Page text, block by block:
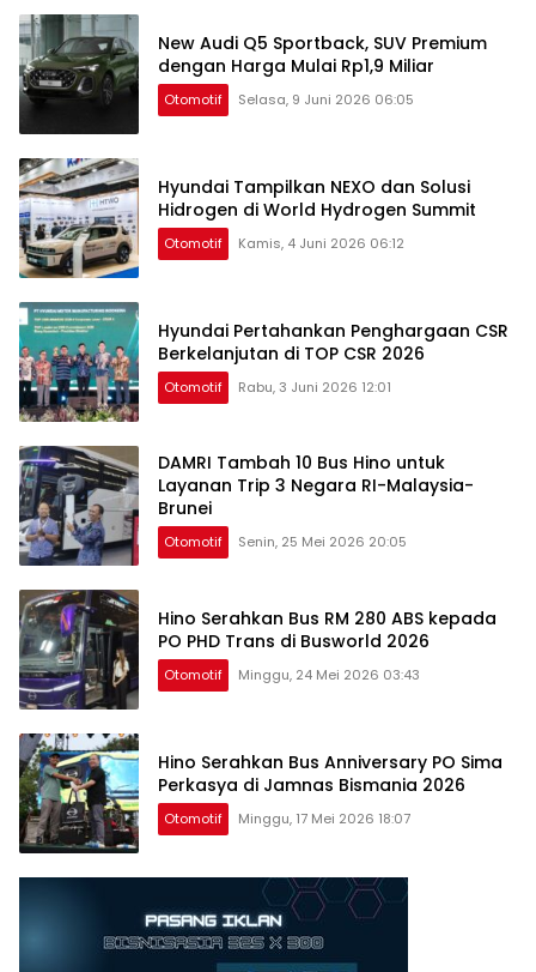
New Audi Q5 Sportback, SUV Premium
dengan Harga Mulai Rp1,9 Miliar
Otomotif Selasa, 9 Juni 2026 06:05
Hyundai Tampilkan NEXO dan Solusi
Hidrogen di World Hydrogen Summit
Otomotif Kamis, 4 Juni 2026 06:12
Hyundai Pertahankan Penghargaan CSR
Berkelanjutan di TOP CSR 2026
Otomotif Rabu, 3 Juni 2026 12:01
DAMRI Tambah 10 Bus Hino untuk
Layanan Trip 3 Negara RI-Malaysia-
Brunei
Otomotif Senin, 25 Mei 2026 20:05
Hino Serahkan Bus RM 280 ABS kepada
PO PHD Trans di Busworld 2026
Otomotif Minggu, 24 Mei 2026 03:43
Hino Serahkan Bus Anniversary PO Sima
Perkasya di Jamnas Bismania 2026
Otomotif Minggu, 17 Mei 2026 18:07